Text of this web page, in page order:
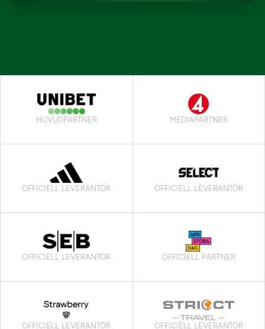
HUVUDPARTNER MEDIAPARTNER
OFFICIELL LEVERANTÖR OFFICIELL LEVERANTÖR
OFFICIELL LEVERANTÖR OFFICIELL PARTNER
OFFICIELL LEVERANTÖR OFFICIELL LEVERANTÖR